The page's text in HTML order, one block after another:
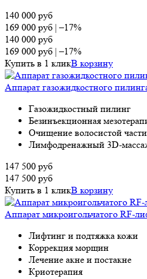
140 000 руб
169 000 руб |–17%
140 000 руб
169 000 руб |–17%
Купить в 1 кликВ корзину
Аппарат газожидкостного
Газожидкостный пилинг
Безинъекционная
Очищение волосистой
Лимфодренажный 3D-
147 500 руб
147 500 руб
Купить в 1 кликВ корзину
Аппарат микроигольчатого RF-
Лифтинг и подтяжка кожи
Коррекция морщин
Лечение акне и постакне
Криотерапия